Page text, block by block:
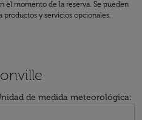
el momento de la reserva. Se pueden
productos y servicios opcionales.
de medida meteorológica: